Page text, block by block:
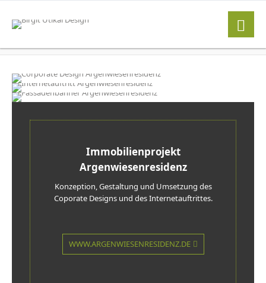
Immobilienprojekt
Argenwiesenresidenz
Konzeption, Gestaltung und Umsetzung des
Coporate Designs und des Internetauftrittes.
WWW.ARGENWIESENRESIDENZ.DE